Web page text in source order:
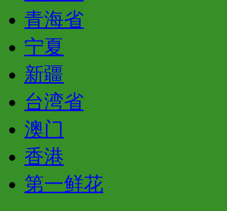
青海省
宁夏
新疆
台湾省
澳门
香港
第一鲜花